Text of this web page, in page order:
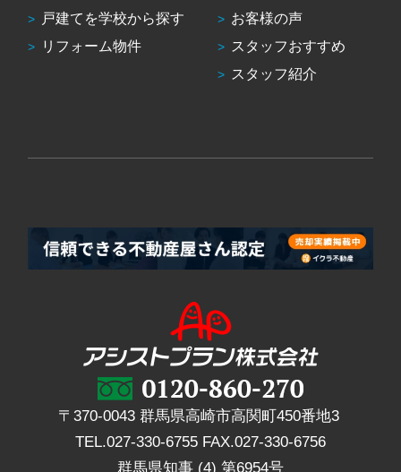
戸建てを学校から探す
リフォーム物件
お客様の声
スタッフおすすめ
スタッフ紹介
〒370-0043 群馬県高崎市高関町450番地3
TEL.027-330-6755 FAX.027-330-6756
群馬県知事 (4) 第6954号